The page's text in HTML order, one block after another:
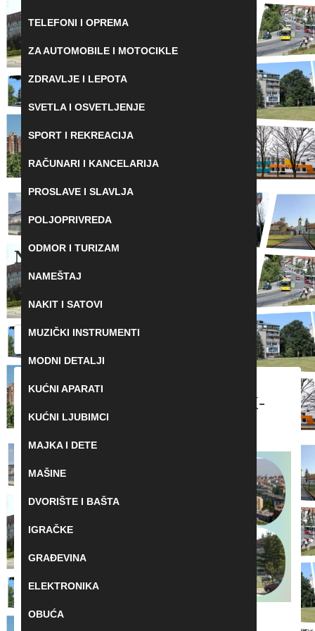
TELEFONI I OPREMA
ZA AUTOMOBILE I MOTOCIKLE
ZDRAVLJE I LEPOTA
SVETLA I OSVETLJENJE
SPORT I REKREACIJA
RAČUNARI I KANCELARIJA
PROSLAVE I SLAVLJA
POLJOPRIVREDA
ODMOR I TURIZAM
NAMEŠTAJ
NAKIT I SATOVI
MUZIČKI INSTRUMENTI
MODNI DETALJI
KUĆNI APARATI
KUĆNI LJUBIMCI
MAJKA I DETE
MAŠINE
DVORIŠTE I BAŠTA
IGRAČKE
GRAĐEVINA
ELEKTRONIKA
OBUĆA
Nothing Found
It seems we can’t find what you’re looking for.
Pretraga:
POSTAVITE OGLAS NA OK-
BESPLATNO POSTAVITE SVOJ OGLAS U